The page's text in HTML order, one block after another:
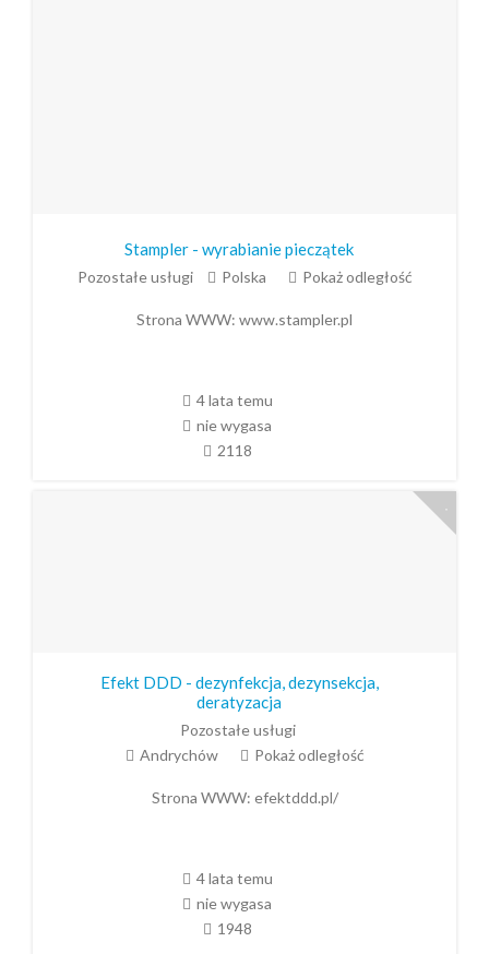
Stampler - wyrabianie pieczątek
Pozostałe usługi Polska Pokaż odległość
Strona WWW: www.stampler.pl
4 lata temu
nie wygasa
2118
Efekt DDD - dezynfekcja, dezynsekcja,
deratyzacja
Pozostałe usługi
Andrychów
Pokaż odległość
Strona WWW: efektddd.pl/
4 lata temu
nie wygasa
1948